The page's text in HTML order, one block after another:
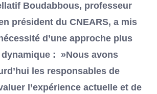
Boudabbous, professeur
président du CNEARS, a mis
d’une approche plus
: »Nous avons
les responsables de
l’expérience actuelle et de